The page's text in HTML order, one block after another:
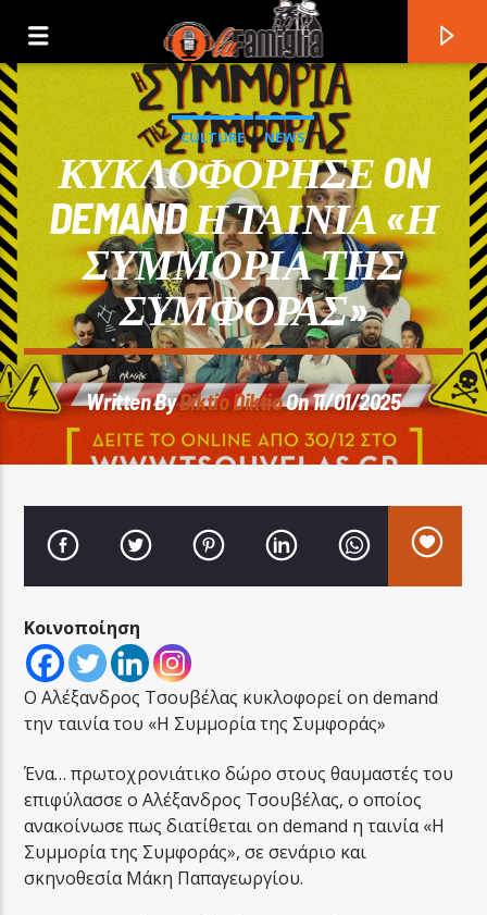
Current Track
Artist
LA FAMIGLIA RADIO
LA FAMIGLIA ΝΗΣΙΩΤΙΚΑ
CULTURE NEWS
ΚΥΚΛΟΦΟΡΗΣΕ ON
DEMAND Η ΤΑΙΝΙΑ «Η
ΣΥΜΜΟΡΙΑ ΤΗΣ
ΣΥΜΦΟΡΑΣ»
Written ByDiktio DiktioOn 11/01/2025
Κοινοποίηση
Ο Αλέξανδρος Τσουβέλας κυκλοφορεί on demand
την ταινία του «Η Συμμορία της Συμφοράς»
Ένα… πρωτοχρονιάτικο δώρο στους θαυμαστές του
επιφύλασσε ο Αλέξανδρος Τσουβέλας, ο οποίος
ανακοίνωσε πως διατίθεται on demand η ταινία «Η
Συμμορία της Συμφοράς», σε σενάριο και
σκηνοθεσία Μάκη Παπαγεωργίου.